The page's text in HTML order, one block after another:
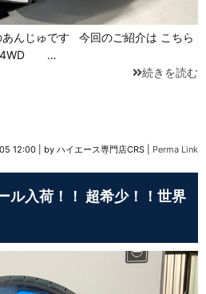
んじゅです 今回のご紹介は こちら
4WD …
続きを読む
12:00 by ハイエース専門店CRS Perma Link
ル入荷！！ 超希少！！世界